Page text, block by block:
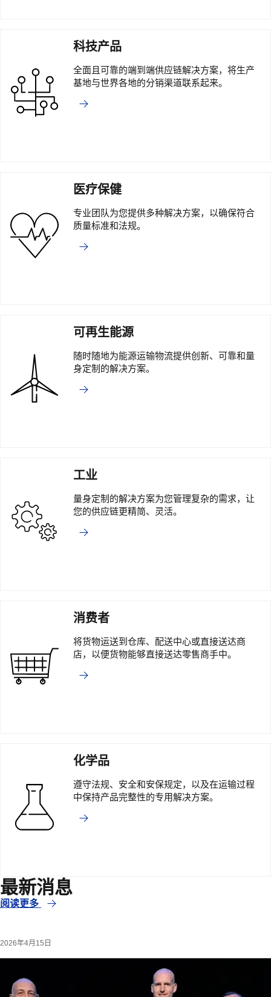
科技产品
全面且可靠的端到端供应链解决方案，将生产
基地与世界各地的分销渠道联系起来。
医疗保健
专业团队为您提供多种解决方案，以确保符合
质量标准和法规。
可再生能源
随时随地为能源运输物流提供创新、可靠和量
身定制的解决方案。
工业
量身定制的解决方案为您管理复杂的需求，让
您的供应链更精简、灵活。
消费者
将货物运送到仓库、配送中心或直接送达商
店，以便货物能够直接送达零售商手中。
化学品
遵守法规、安全和安保规定，以及在运输过程
中保持产品完整性的专用解决方案。
最新消息
阅读更多
2026年4月15日